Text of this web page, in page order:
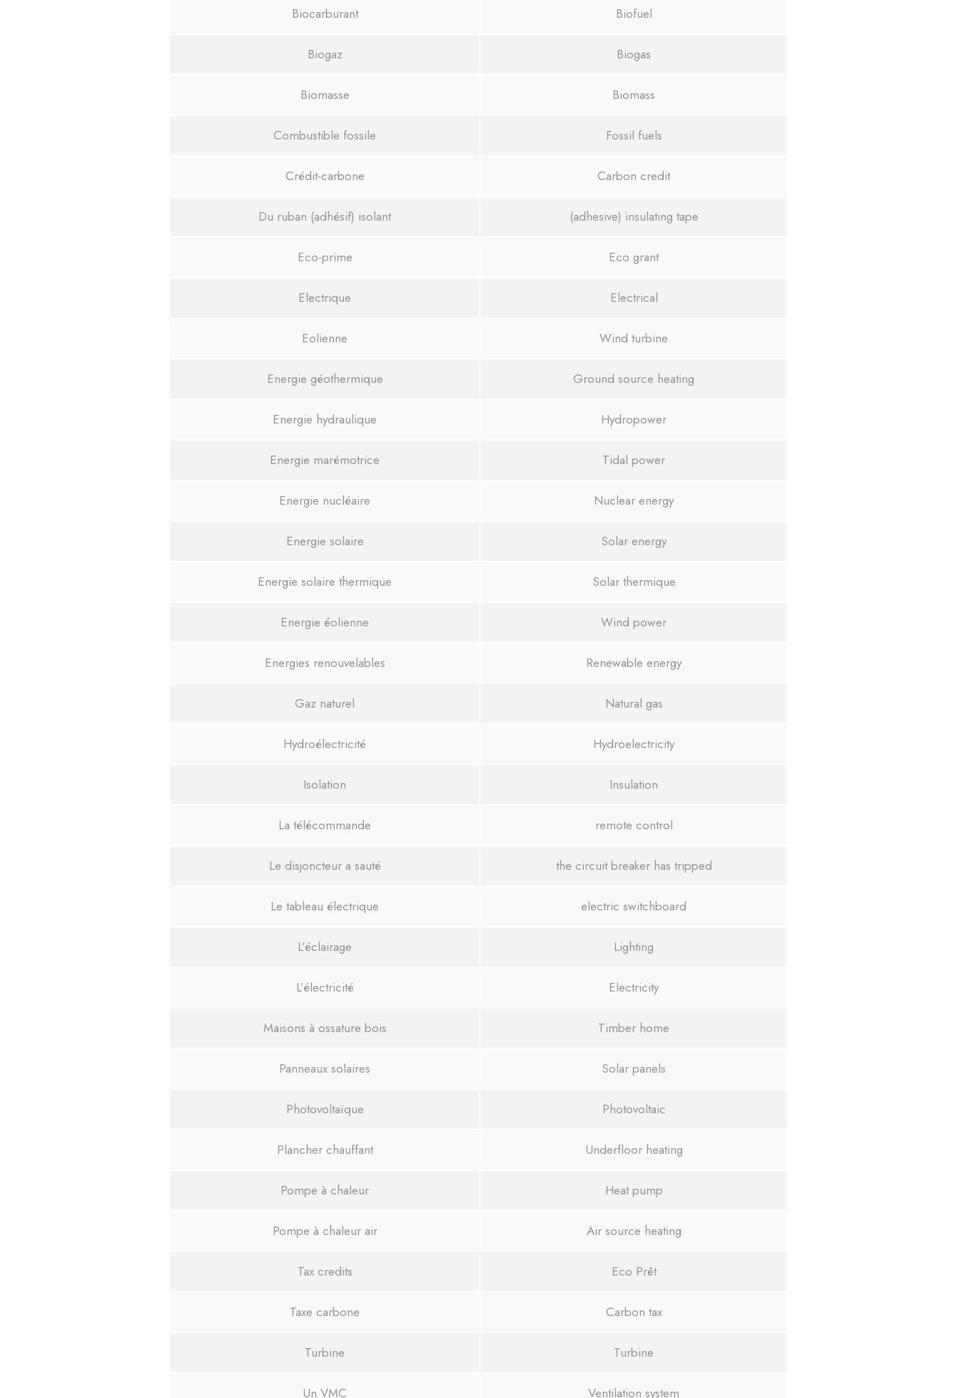
Biocarburant Biofuel
Biogaz Biogas
Biomasse Biomass
Combustible fossile Fossil fuels
Crédit-carbone Carbon credit
Du ruban (adhésif) isolant (adhesive) insulating tape
Eco-prime Eco grant
Electrique Electrical
Eolienne Wind turbine
Energie géothermique Ground source heating
Energie hydraulique Hydropower
Energie marémotrice Tidal power
Energie nucléaire Nuclear energy
Energie solaire Solar energy
Energie solaire thermique Solar thermique
Energie éolienne Wind power
Energies renouvelables Renewable energy
Gaz naturel Natural gas
Hydroélectricité Hydroelectricity
Isolation Insulation
La télécommande remote control
Le disjoncteur a sauté the circuit breaker has tripped
Le tableau électrique electric switchboard
L’éclairage Lighting
L’électricité Electricity
Maisons à ossature bois Timber home
Panneaux solaires Solar panels
Photovoltaïque Photovoltaic
Plancher chauffant Underfloor heating
Pompe à chaleur Heat pump
Pompe à chaleur air Air source heating
Tax credits Eco Prêt
Taxe carbone Carbon tax
Turbine Turbine
Un VMC Ventilation system